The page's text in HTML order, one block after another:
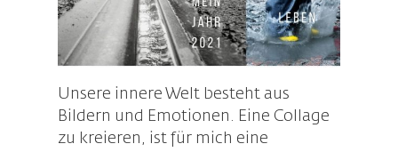
Unsere innere Welt besteht aus
Bildern und Emotionen. Eine Collage
zu kreieren, ist für mich eine